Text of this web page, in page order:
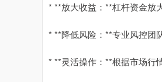
* **放大收益：**杠杆资金放
* **降低风险：**专业风控团
* **灵活操作：**根据市场行